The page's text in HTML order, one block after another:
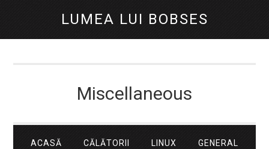
LUMEA LUI BOBSES
Miscellaneous
ACASĂ CĂLĂTORII LINUX GENERAL